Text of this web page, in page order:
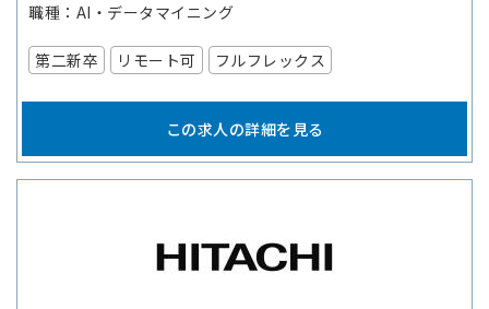
職種
AI・データマイニング
第二新卒 リモート可 フルフレックス
この求人の詳細を見る